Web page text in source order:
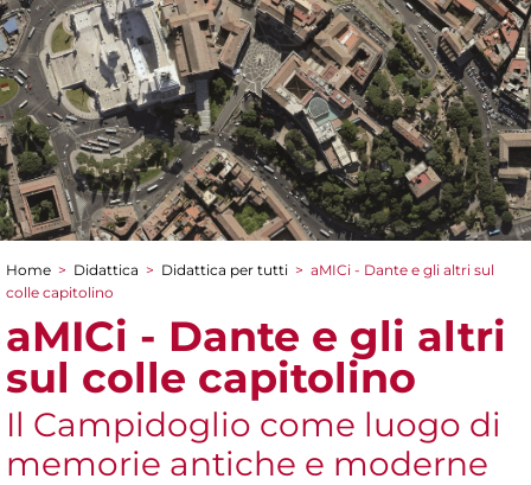
Tu sei qui
Home > Didattica > Didattica per tutti > aMICi - Dante e gli altri sul
colle capitolino
aMICi - Dante e gli altri
sul colle capitolino
Il Campidoglio come luogo di
memorie antiche e moderne